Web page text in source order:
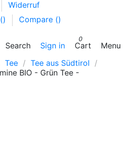
Widerruf
) Compare ()
Search Sign in
0
Cart
Menu
Tee
Tee aus Südtirol
BIO - Grün Tee -